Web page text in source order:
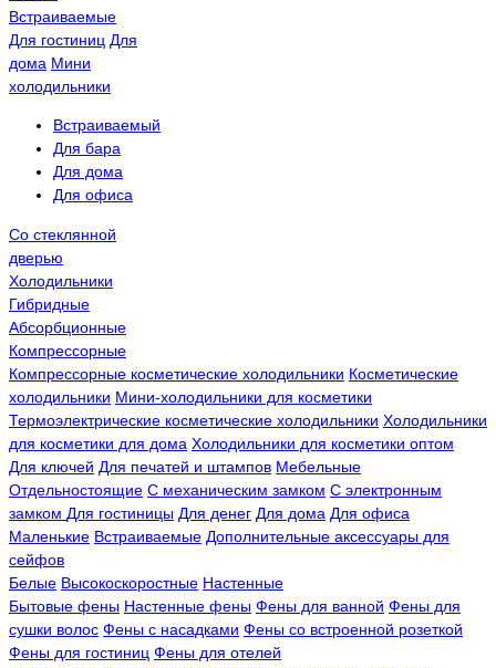
Встраиваемые
Для гостиниц Для
дома Мини
холодильники
Встраиваемый
Для бара
Для дома
Для офиса
Со стеклянной
дверью
Холодильники
Гибридные
Абсорбционные
Компрессорные
Компрессорные косметические холодильники Косметические
холодильники Мини-холодильники для косметики
Термоэлектрические косметические холодильники Холодильники
для косметики для дома Холодильники для косметики оптом
Для ключей Для печатей и штампов Мебельные
Отдельностоящие С механическим замком С электронным
замком Для гостиницы Для денег Для дома Для офиса
Маленькие Встраиваемые Дополнительные аксессуары для
сейфов
Белые Высокоскоростные Настенные
Бытовые фены Настенные фены Фены для ванной Фены для
сушки волос Фены с насадками Фены со встроенной розеткой
Фены для гостиниц Фены для отелей